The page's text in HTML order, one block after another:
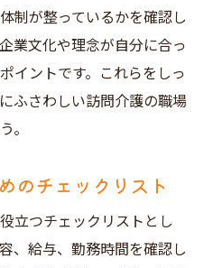
制が整っているかを確認し
業文化や理念が自分に合っ
イントです。これらをしっ
ふさわしい訪問介護の職場
。
のチェックリスト
立つチェックリストとし
、給与、勤務時間を確認し